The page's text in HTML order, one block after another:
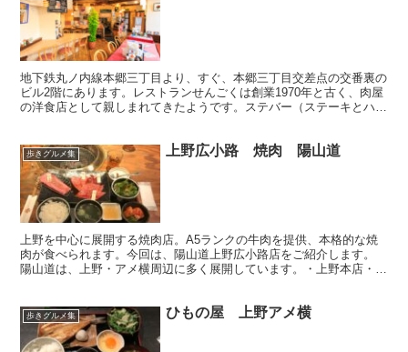
地下鉄丸ノ内線本郷三丁目より、すぐ、本郷三丁目交差点の交番裏の
ビル2階にあります。レストランせんごくは創業1970年と古く、肉屋
の洋食店として親しまれてきたようです。ステバー（ステーキとハン
歩きグルメ集 上野広小路 焼肉 陽山道
上野を中心に展開する焼肉店。A5ランクの牛肉を提供、本格的な焼
肉が食べられます。今回は、陽山道上野広小路店をご紹介します。
陽山道は、上野・アメ横周辺に多く展開しています。・上野本店・上
歩きグルメ集 ひもの屋 上野アメ横